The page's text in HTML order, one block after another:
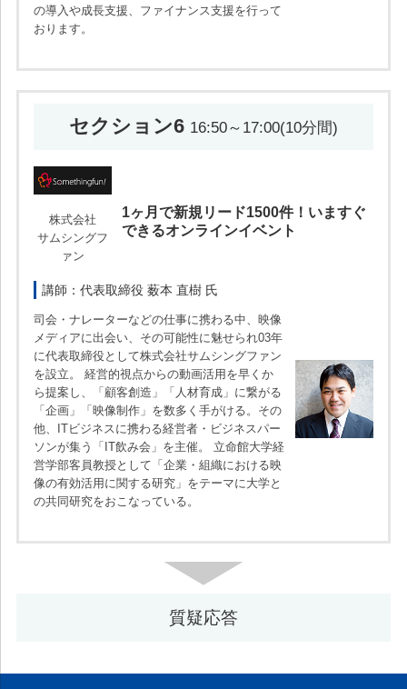
の導入や成長支援、ファイナンス支援を行って
おります。
セクション6 16:50～17:00(10分間)
株式会社
サムシングフ
ァン
1ヶ月で新規リード1500件！いますぐ
できるオンラインイベント
講師：代表取締役 薮本 直樹 氏
司会・ナレーターなどの仕事に携わる中、映像
メディアに出会い、その可能性に魅せられ03年
に代表取締役として株式会社サムシングファン
を設立。 経営的視点からの動画活用を早くか
ら提案し、「顧客創造」「人材育成」に繋がる
「企画」「映像制作」を数多く手がける。その
他、ITビジネスに携わる経営者・ビジネスパー
ソンが集う「IT飲み会」を主催。 立命館大学経
営学部客員教授として「企業・組織における映
像の有効活用に関する研究」をテーマに大学と
の共同研究をおこなっている。
質疑応答